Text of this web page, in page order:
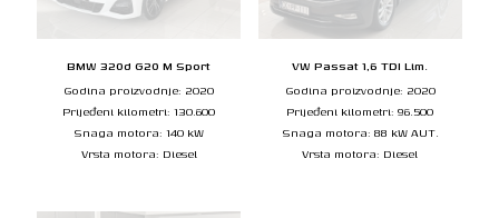
BMW 320d G20 M Sport
Godina proizvodnje: 2020
Prijeđeni kilometri: 130.600
Snaga motora: 140 kW
Vrsta motora: Diesel
VW Passat 1,6 TDI Lim.
Godina proizvodnje: 2020
Prijeđeni kilometri: 96.500
Snaga motora: 88 kW AUT.
Vrsta motora: Diesel